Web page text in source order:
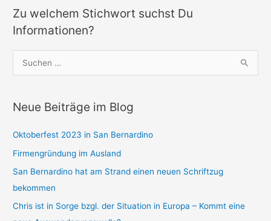
Zu welchem Stichwort suchst Du
Informationen?
u
h
n
n
a
c
h
Neue Beiträge im Blog
Oktoberfest 2023 in San Bernardino
Firmengründung im Ausland
San Bernardino hat am Strand einen neuen Schriftzug
bekommen
Chris ist in Sorge bzgl. der Situation in Europa – Kommt eine